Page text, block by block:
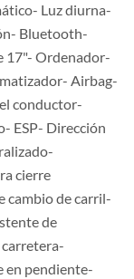
Luz diurna-
Bluetooth-
17"- Ordenador-
Airbag-
conductor-
ESP- Dirección
cierre
cambio de carril-
de
en pendiente-